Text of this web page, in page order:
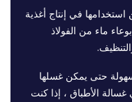
في إنتاج أغذية
ماء من الفولاذ
حتى يمكن غسلها
الأطباق ، إذا كنت